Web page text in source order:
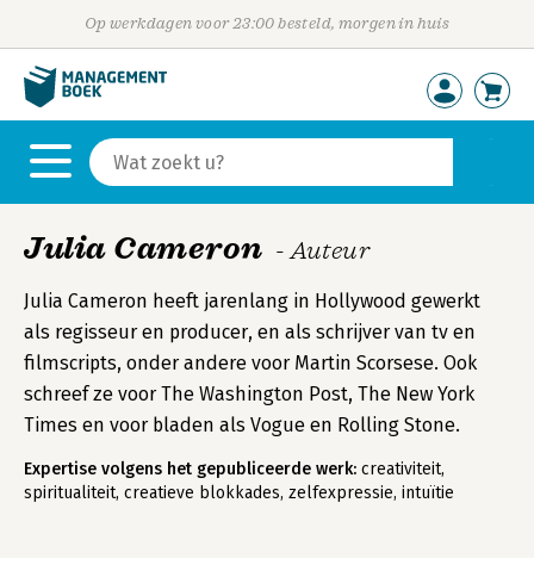
Op werkdagen voor 23:00 besteld, morgen in huis
Julia Cameron - Auteur
Julia Cameron heeft jarenlang in Hollywood gewerkt
als regisseur en producer, en als schrijver van tv en
filmscripts, onder andere voor Martin Scorsese. Ook
schreef ze voor The Washington Post, The New York
Times en voor bladen als Vogue en Rolling Stone.
Expertise volgens het gepubliceerde werk: creativiteit,
spiritualiteit, creatieve blokkades, zelfexpressie, intuïtie